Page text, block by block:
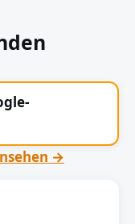
→